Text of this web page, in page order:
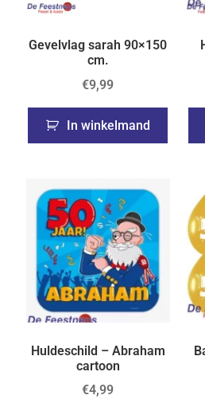
Gevelvlag sarah 90×150
cm.
€9,99
In winkelmand
Huldeschild – Abraham
cartoon
€4,99